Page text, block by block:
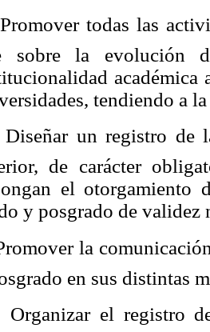
Promover todas las
sobre la evolución
tendiendo a
Diseñar un registro de
de carácter
el otorgamiento
y posgrado de validez
la
en sus distintas
Organizar el registro